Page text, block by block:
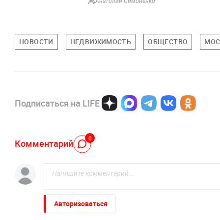
НОВОСТИ НЕДВИЖИМОСТЬ ОБЩЕСТВО
Подписаться на LIFE
Комментарий 0
Авторизоваться